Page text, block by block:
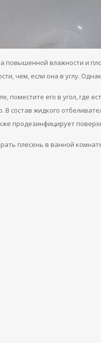
повышенной влажности и
чем, если она в углу.
его в угол, где
состав жидкого
продезинфицирует
плесень в ванной